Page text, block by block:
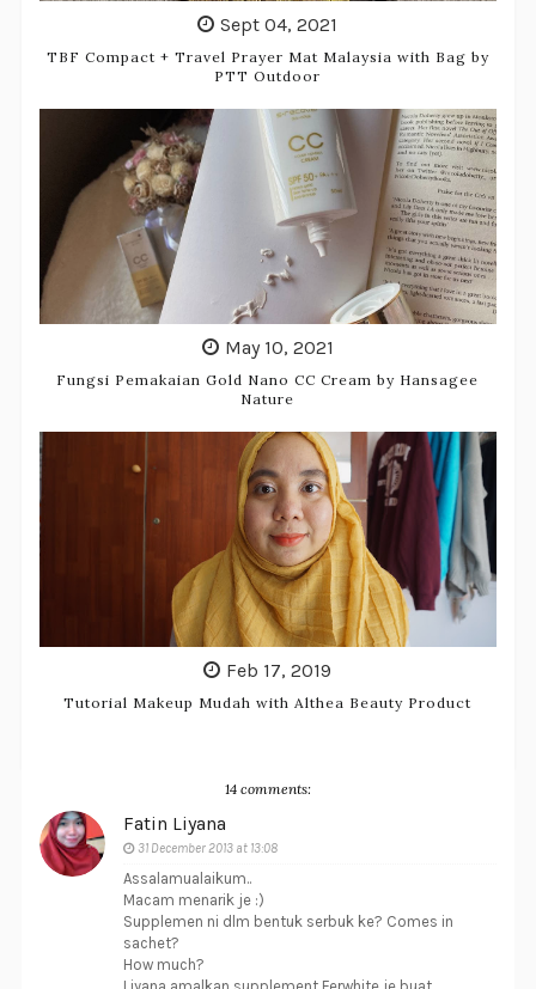
Sept 04, 2021
TBF Compact + Travel Prayer Mat Malaysia with Bag by
PTT Outdoor
May 10, 2021
Fungsi Pemakaian Gold Nano CC Cream by Hansagee
Nature
Feb 17, 2019
Tutorial Makeup Mudah with Althea Beauty Product
14 comments:
Fatin Liyana
31 December 2013 at 13:08
Assalamualaikum..
Macam menarik je :)
Supplemen ni dlm bentuk serbuk ke? Comes in
sachet?
How much?